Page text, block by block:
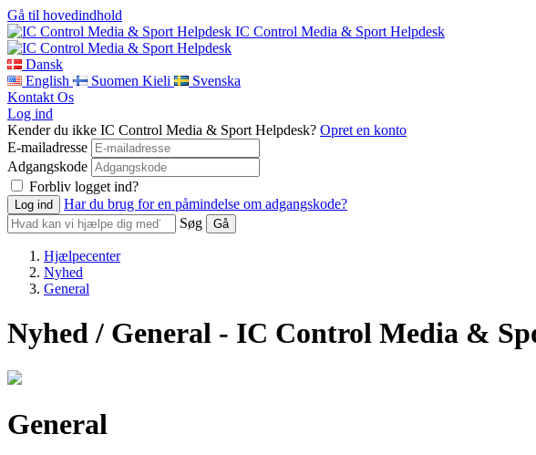
Gå til hovedindhold
IC Control Media & Sport Helpdesk
Dansk
English
Suomen Kieli
Svenska
Kontakt Os
Log ind
Kender du ikke IC Control Media & Sport Helpdesk? Opret en konto
E-mailadresse
Adgangskode
Forbliv logget ind?
Har du brug for en påmindelse om adgangskode?
Søg
Hjælpecenter
Nyhed
General
Nyhed / General - IC Control Media &
General